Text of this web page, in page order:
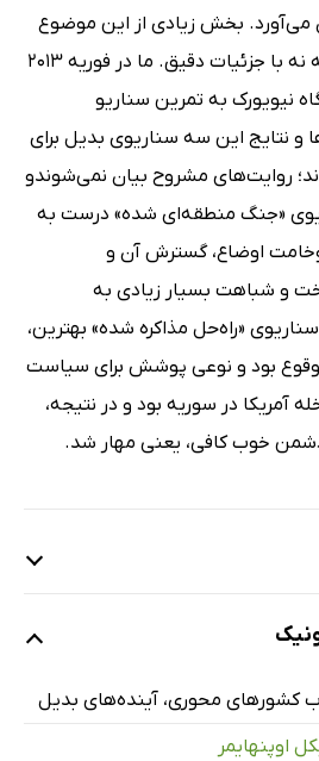
می‌آورد. بخش زیادی از این موضوع
قابل پیش‌بینی بود؛ اگرچه نه با جزئیات دقیق. ما در فوریه 2013
نیویورک به تمرین سناریو
و نتایج این سه سناریوی بدیل برای
می‌شوند؛ روایت‌های مشروح بیان نمی‌شوندو
«جنگ منطقه‌ای شده» درست به
اوضاع، گسترش آن و
و شباهت بسیار زیادی به
«راه‌حل مذاکره شده» بهترین،
وقوع بود و نوعی پوشش برای سیاست
آمریکا در سوریه بود و در نتیجه،
خوب کافی، یعنی مهار شد.
آمریکا
کشورهای محوری، آینده‌های بدیل
اوپنهایمر